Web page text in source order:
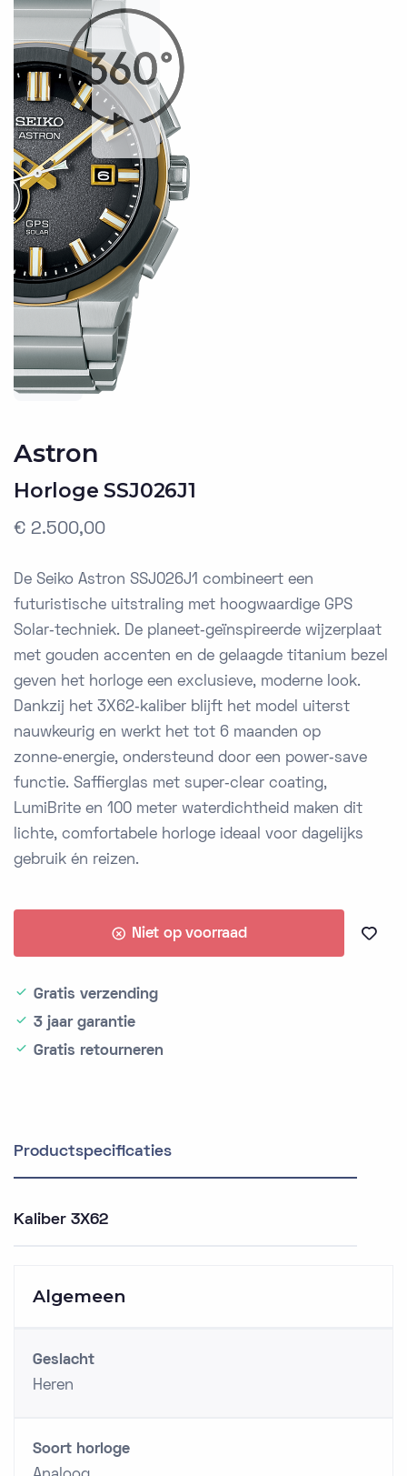
Astron
Horloge SSJ026J1
€ 2.500,00
De Seiko Astron SSJ026J1 combineert een
futuristische uitstraling met hoogwaardige GPS
Solar‑techniek. De planeet‑geïnspireerde wijzerplaat
met gouden accenten en de gelaagde titanium bezel
geven het horloge een exclusieve, moderne look.
Dankzij het 3X62‑kaliber blijft het model uiterst
nauwkeurig en werkt het tot 6 maanden op
zonne‑energie, ondersteund door een power‑save
functie. Saffierglas met super‑clear coating,
LumiBrite en 100 meter waterdichtheid maken dit
lichte, comfortabele horloge ideaal voor dagelijks
gebruik én reizen.
Niet op voorraad
Gratis verzending
3 jaar garantie
Gratis retourneren
Productspecificaties
Kaliber 3X62
Algemeen
Geslacht
Heren
Soort horloge